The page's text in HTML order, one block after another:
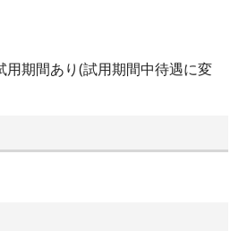
用期間あり(試用期間中待遇に変